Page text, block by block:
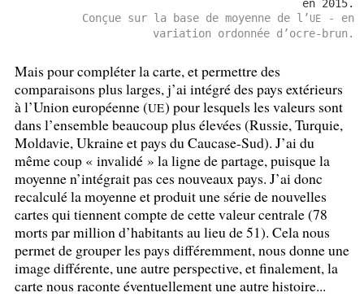
en 2015.
Conçue sur la base de moyenne de l’ UE
- en
variation ordonnée d’ocre-brun.
Mais pour compléter la carte, et permettre des
comparaisons plus larges, j’ai intégré des pays extérieurs
à l’Union européenne (UE) pour lesquels les valeurs sont
dans l’ensemble beaucoup plus élevées (Russie, Turquie,
Moldavie, Ukraine et pays du Caucase-Sud). J’ai du
même coup « invalidé » la ligne de partage, puisque la
moyenne n’intégrait pas ces nouveaux pays. J’ai donc
recalculé la moyenne et produit une série de nouvelles
cartes qui tiennent compte de cette valeur centrale (78
morts par million d’habitants au lieu de 51). Cela nous
permet de grouper les pays différemment, nous donne une
image différente, une autre perspective, et finalement, la
carte nous raconte éventuellement une autre histoire...